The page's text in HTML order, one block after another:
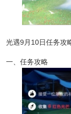
光遇9月10日任务攻
一、任务攻略